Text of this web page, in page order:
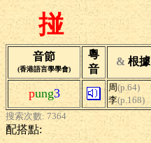
掽
音節
(香港語言學學會)
粵
音
& 根據
pung3 周(p.64)
李(p.168)
搜索次數: 7364
配搭點: